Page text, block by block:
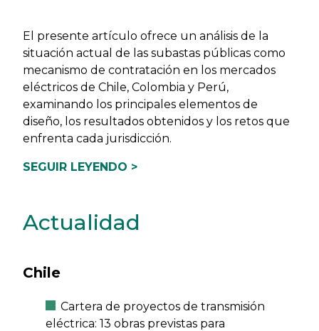
El presente artículo ofrece un análisis de la
situación actual de las subastas públicas como
mecanismo de contratación en los mercados
eléctricos de Chile, Colombia y Perú,
examinando los principales elementos de
diseño, los resultados obtenidos y los retos que
enfrenta cada jurisdicción.
SEGUIR LEYENDO >
Actualidad
Chile
Cartera de proyectos de transmisión
eléctrica: 13 obras previstas para